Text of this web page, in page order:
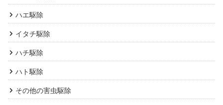
ハエ駆除
イタチ駆除
ハチ駆除
ハト駆除
その他の害虫駆除